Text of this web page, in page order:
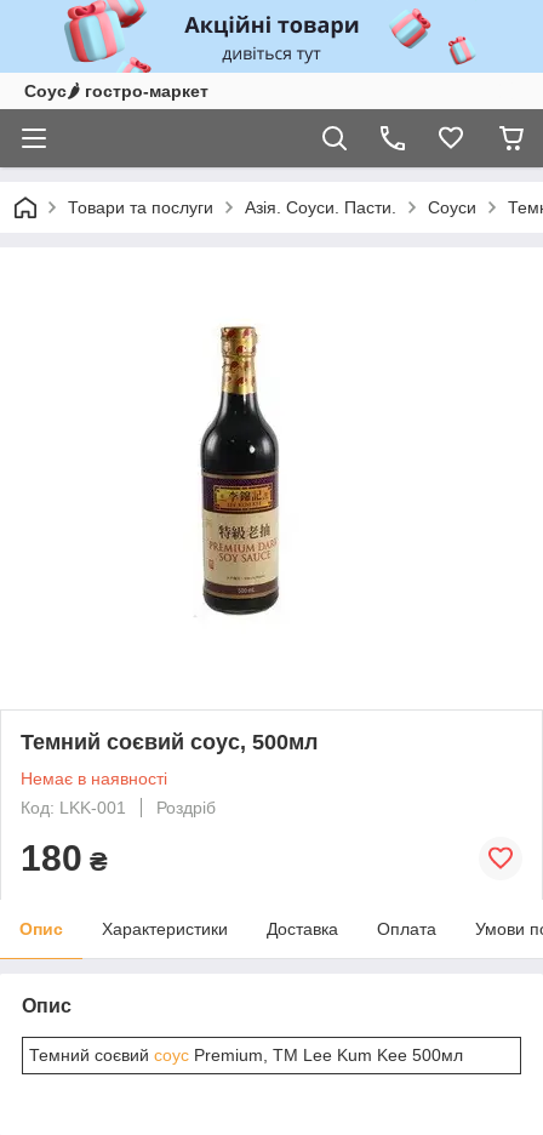
Соус🌶 гостро-маркет
Товари та послуги Азія. Соуси. Пасти. Соуси
Темний соєвий соус, 500мл
Немає в наявності
Код: LKK-001
Роздріб
180 ₴
Опис Характеристики Доставка Оплата Умови
Опис
Темний соєвий соус Premium, TM Lee Kum Kee 500мл